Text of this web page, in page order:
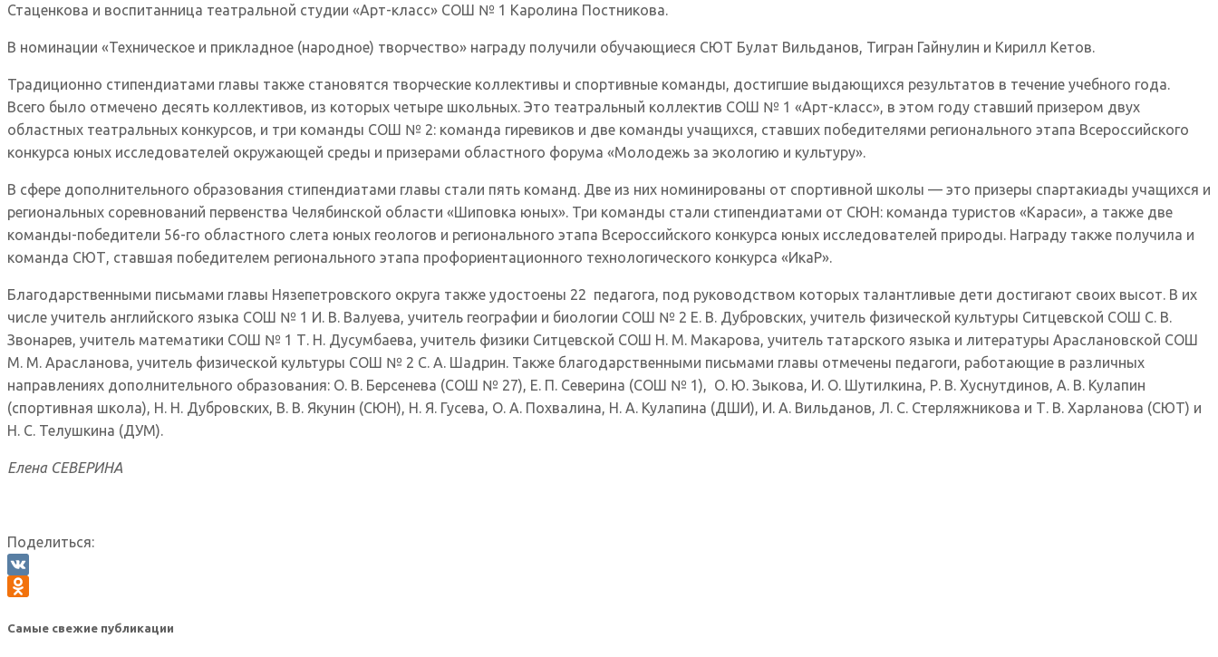
Стаценкова и воспитанница театральной студии «Арт-класс» СОШ № 1 Каролина Постникова.
В номинации «Техническое и прикладное (народное) творчество» награду получили обучающиеся СЮТ Булат Вильданов, Тигран Гайнулин и Кирилл Кетов.
Традиционно стипендиатами главы также становятся творческие коллективы и спортивные команды, достигшие выдающихся результатов в течение учебного года.
Всего было отмечено десять коллективов, из которых четыре школьных. Это театральный коллектив СОШ № 1 «Арт-класс», в этом году ставший призером двух
областных театральных конкурсов, и три команды СОШ № 2: команда гиревиков и две команды учащихся, ставших победителями регионального этапа Всероссийского
конкурса юных исследователей окружающей среды и призерами областного форума «Молодежь за экологию и культуру».
В сфере дополнительного образования стипендиатами главы стали пять команд. Две из них номинированы от спортивной школы — это призеры спартакиады учащихся и
региональных соревнований первенства Челябинской области «Шиповка юных». Три команды стали стипендиатами от СЮН: команда туристов «Караси», а также две
команды-победители 56-го областного слета юных геологов и регионального этапа Всероссийского конкурса юных исследователей природы. Награду также получила и
команда СЮТ, ставшая победителем регионального этапа профориентационного технологического конкурса «ИкаР».
Благодарственными письмами главы Нязепетровского округа также удостоены 22 педагога, под руководством которых талантливые дети достигают своих высот. В их
числе учитель английского языка СОШ № 1 И. В. Валуева, учитель географии и биологии СОШ № 2 Е. В. Дубровских, учитель физической культуры Ситцевской СОШ С. В.
Звонарев, учитель математики СОШ № 1 Т. Н. Дусумбаева, учитель физики Ситцевской СОШ Н. М. Макарова, учитель татарского языка и литературы Араслановской СОШ
М. М. Арасланова, учитель физической культуры СОШ № 2 С. А. Шадрин. Также благодарственными письмами главы отмечены педагоги, работающие в различных
направлениях дополнительного образования: О. В. Берсенева (СОШ № 27), Е. П. Северина (СОШ № 1), О. Ю. Зыкова, И. О. Шутилкина, Р. В. Хуснутдинов, А. В. Кулапин
(спортивная школа), Н. Н. Дубровских, В. В. Якунин (СЮН), Н. Я. Гусева, О. А. Похвалина, Н. А. Кулапина (ДШИ), И. А. Вильданов, Л. С. Стерляжникова и Т. В. Харланова (СЮТ) и
Н. С. Телушкина (ДУМ).
Елена СЕВЕРИНА
Поделиться:
VK
Самые свежие публикации